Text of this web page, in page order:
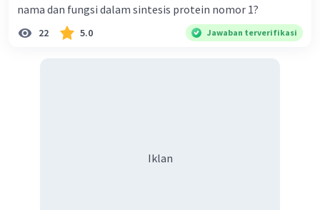
nama dan fungsi dalam sintesis protein nomor 1?
22 5.0 Jawaban terverifikasi
Iklan